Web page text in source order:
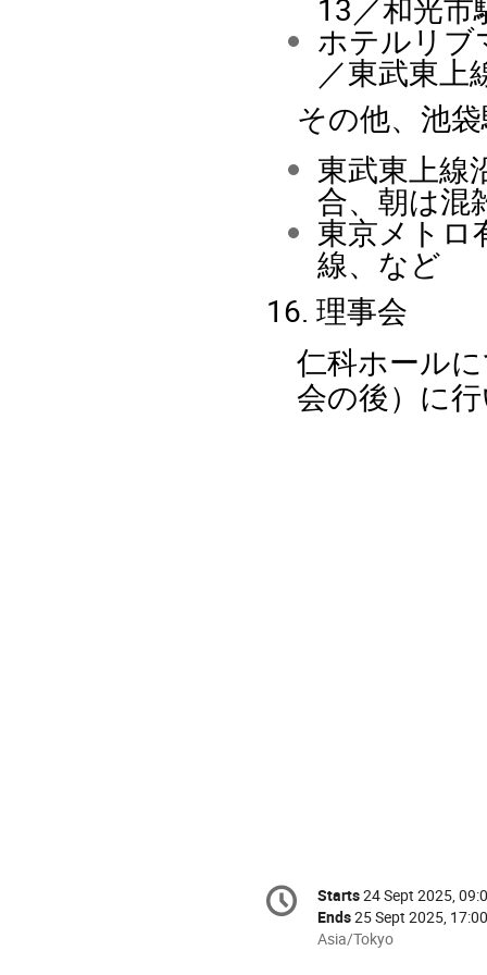
13／和光市
ホテルリブ
／東武東上
その他、池
東武東上線
合、朝は混
東京メトロ
線、など
16. 理事会
仁科ホール
会の後）に
Conference
information
Date/Time
Starts24 Sept 2025,
Ends25 Sept 2025, 17:00
All
Asia/Tokyo